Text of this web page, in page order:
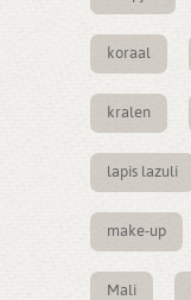
koraal
kralen
lapis lazuli
make-up
Mali